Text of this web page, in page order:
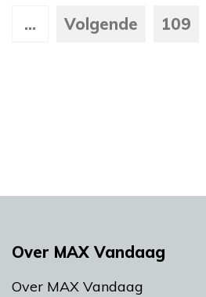
... Volgende 109
Over MAX Vandaag
Over MAX Vandaag